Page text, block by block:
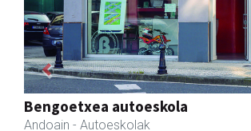
RN mekanizatuak
Asteasu
Previous